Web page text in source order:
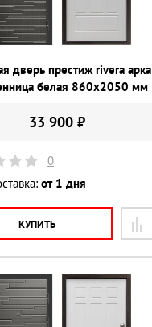
дверь престиж rivera арка
белая 860х2050 мм
33 900 ₽
0
от 1 дня
КУПИТЬ